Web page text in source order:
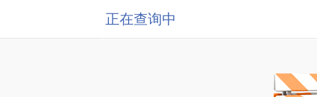
正在查询中